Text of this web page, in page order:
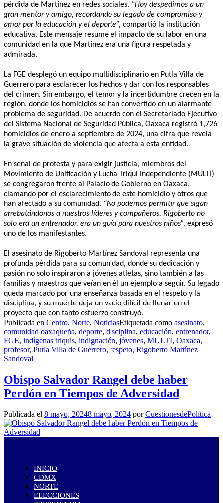
pérdida de Martínez en redes sociales. “Hoy despedimos a un
gran mentor y amigo, recordando su legado de compromiso y
amor por la educación y el deporte”, compartió la institución
educativa. Este mensaje resume el impacto de su labor en una
comunidad en la que Martínez era una figura respetada y
admirada.
La FGE desplegó un equipo multidisciplinario en Putla Villa de
Guerrero para esclarecer los hechos y dar con los responsables
del crimen. Sin embargo, el temor y la incertidumbre crecen en la
región, donde los homicidios se han convertido en un alarmante
problema de seguridad. De acuerdo con el Secretariado Ejecutivo
del Sistema Nacional de Seguridad Pública, Oaxaca registró 1,726
homicidios de enero a septiembre de 2024, una cifra que revela
la grave situación de violencia que afecta a esta entidad.
En señal de protesta y para exigir justicia, miembros del
Movimiento de Unificación y Lucha Triqui Independiente (MULTI)
se congregaron frente al Palacio de Gobierno en Oaxaca,
clamando por el esclarecimiento de este homicidio y otros que
han afectado a su comunidad. “No podemos permitir que sigan
arrebatándonos a nuestros líderes y compañeros. Rigoberto no
solo era un entrenador, era un guía para nuestros niños”, expresó
uno de los manifestantes.
El asesinato de Rigoberto Martínez Sandoval representa una
profunda pérdida para su comunidad, donde su dedicación y
pasión no solo inspiraron a jóvenes atletas, sino también a las
familias y maestros que veían en él un ejemplo a seguir. Su legado
queda marcado por una enseñanza basada en el respeto y la
disciplina, y su muerte deja un vacío difícil de llenar en el
proyecto que con tanto esfuerzo construyó.
Publicada en Centro, Norte, NoticiasEtiquetada como asesinato,
comunidad oaxaqueña, deporte, disciplina, educación, entrenador,
FGE, indígenas triquis, indignación, jóvenes, MULTI, Oaxaca,
profesor, Putla Villa de Guerrero, respeto, Rigoberto Martínez
Sandoval
Obispo Salvador Rangel debe haber
Perdón en Tiempos de Adversidad
Publicada el 8 mayo, 20248 mayo, 2024 porCuestionesdePolítica
INICIO
CDMX
NORTE
ELECCIONES